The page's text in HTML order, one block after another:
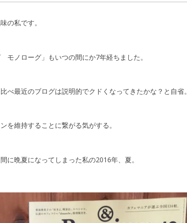
の私です。
ノローグ」もいつの間にか7年経ちました。
べ最近のブログは説明的でクドくなってきたかな？と自省。
を維持することに繋がる気がする。
に晩夏になってしまった私の2016年、夏。